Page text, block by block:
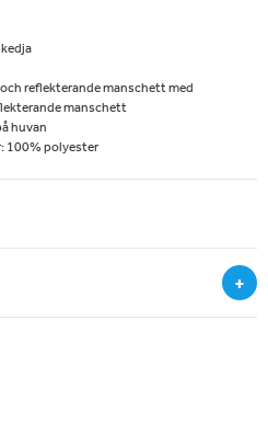
reflekterande manschett med
manschett
huvan
100% polyester
+